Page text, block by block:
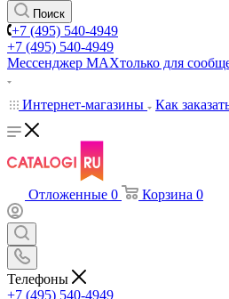
Поиск
+7 (495) 540-4949
+7 (495) 540-4949
Мессенджер МАХтолько для
Интернет-магазины Как
Отложенные 0 Корзина 0
Телефоны
+7 (495) 540-4949